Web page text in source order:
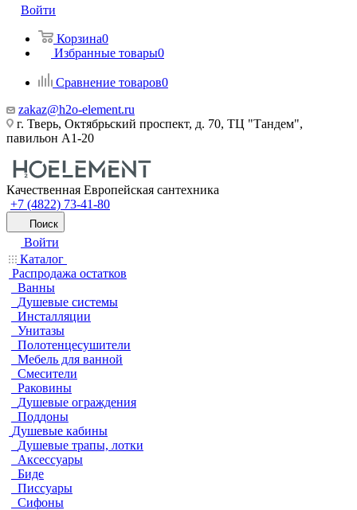
Войти
Корзина0
Избранные товары0
Сравнение товаров0
zakaz@h2o-element.ru
г. Тверь, Октябрьский проспект, д. 70, ТЦ "Тандем",
павильон А1-20
Качественная Европейская сантехника
+7 (4822) 73-41-80
Поиск
Войти
Каталог
Распродажа остатков
Ванны
Душевые системы
Инсталляции
Унитазы
Полотенцесушители
Мебель для ванной
Смесители
Раковины
Душевые ограждения
Поддоны
Душевые кабины
Душевые трапы, лотки
Аксессуары
Биде
Писсуары
Сифоны